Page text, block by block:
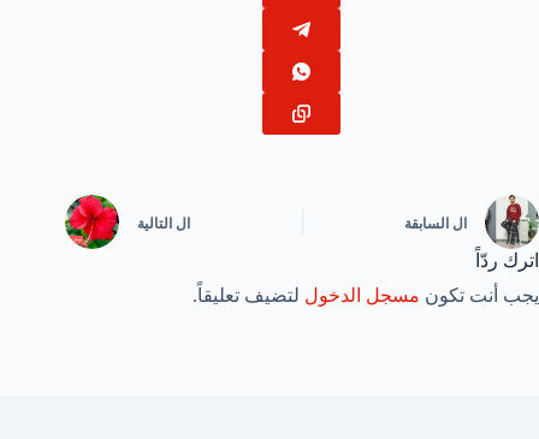
ال السابقة ال التالية
اترك ردّاً
يجب أنت تكون مسجل الدخول لتضيف تعليقاً.